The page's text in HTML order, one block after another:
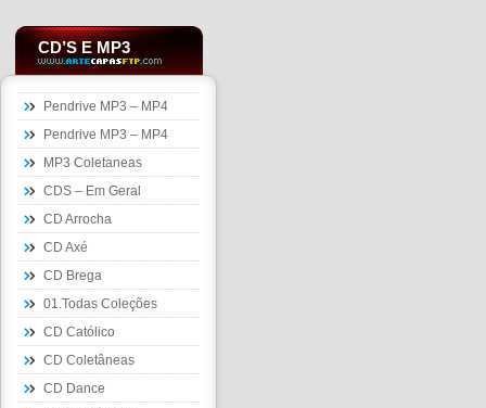
CD’S E MP3
Pendrive MP3 – MP4
Pendrive MP3 – MP4
MP3 Coletaneas
CDS – Em Geral
CD Arrocha
CD Axé
CD Brega
01.Todas Coleções
CD Católico
CD Coletâneas
CD Dance